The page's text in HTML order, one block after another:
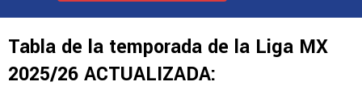
Tabla de la temporada de la Liga MX
2025/26 ACTUALIZADA: